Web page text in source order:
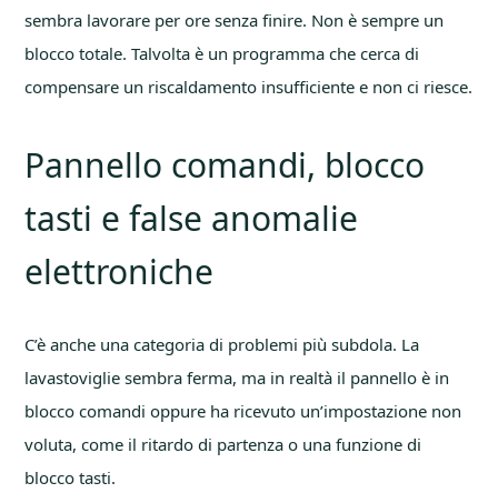
sembra lavorare per ore senza finire. Non è sempre un
blocco totale. Talvolta è un programma che cerca di
compensare un riscaldamento insufficiente e non ci riesce.
Pannello comandi, blocco
tasti e false anomalie
elettroniche
C’è anche una categoria di problemi più subdola. La
lavastoviglie sembra ferma, ma in realtà il pannello è in
blocco comandi oppure ha ricevuto un’impostazione non
voluta, come il ritardo di partenza o una funzione di
blocco tasti.